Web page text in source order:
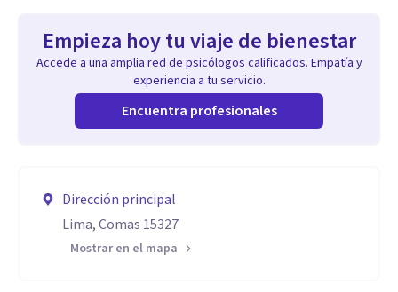
Empieza hoy tu viaje de bienestar
Accede a una amplia red de psicólogos calificados. Empatía y
experiencia a tu servicio.
Encuentra profesionales
Dirección principal
Lima, Comas 15327
Mostrar en el mapa